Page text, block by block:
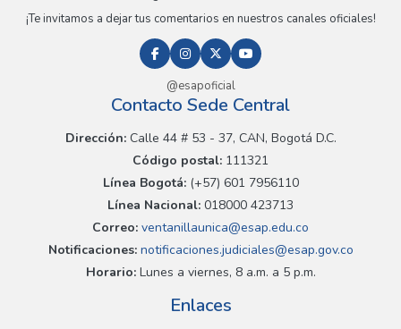
¡Te invitamos a dejar tus comentarios en nuestros canales oficiales!
@esapoficial
Contacto Sede Central
Dirección:Calle 44 # 53 - 37, CAN, Bogotá D.C.
Código postal: 111321
Línea Bogotá:(+57) 601 7956110
Línea Nacional: 018000 423713
Correo: ventanillaunica@esap.edu.co
Notificaciones:notificaciones.judiciales@esap.gov.co
Horario:Lunes a viernes, 8 a.m. a 5 p.m.
Enlaces